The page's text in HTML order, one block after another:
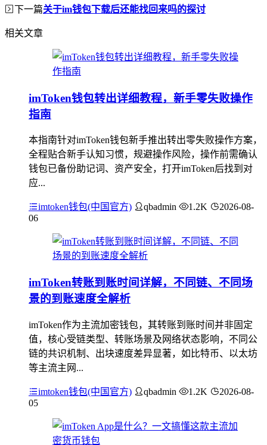
下一篇关于im钱包下载后还能找回来吗的探讨
相关文章
imToken钱包转出详细教程，新手零失败操作
指南
本指南针对imToken钱包新手推出转出零失败操作方案，
全程贴合新手认知习惯，规避操作风险，操作前需确认
钱包已备份助记词、资产安全，打开imToken后找到对
应...
imtoken钱包(中国官方) qbadmin 1.2K
2026-08-
06
imToken转账到账时间详解，不同链、不同场
景的到账速度全解析
imToken作为主流加密钱包，其转账到账时间并非固定
值，核心受链类型、转账场景及网络状态影响，不同公
链的共识机制、出块速度差异显著，如比特币、以太坊
等主流主网...
imtoken钱包(中国官方) qbadmin 1.2K
2026-08-
05